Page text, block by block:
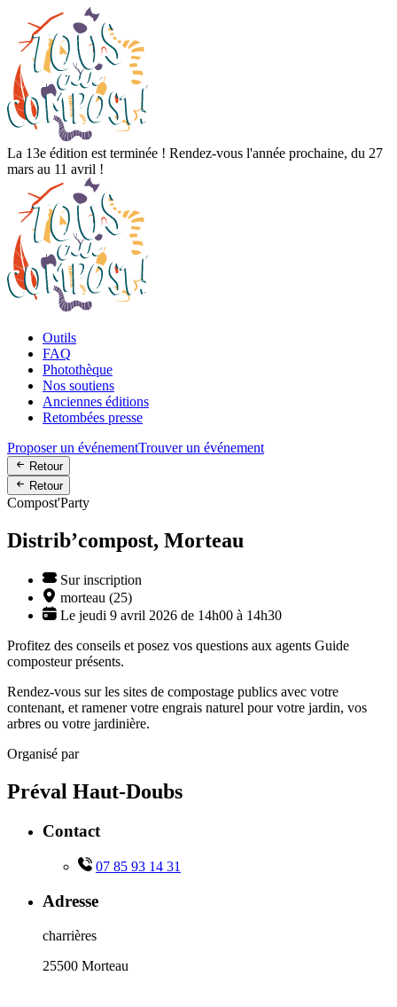
La 13e édition est terminée ! Rendez-vous l'année prochaine, du 27
mars au 11 avril !
Outils
FAQ
Photothèque
Nos soutiens
Anciennes éditions
Retombées presse
Proposer un événementTrouver un événement
Retour
Retour
Compost'Party
Distrib’compost, Morteau
Sur inscription
morteau (25)
Le jeudi 9 avril 2026 de 14h00 à 14h30
Profitez des conseils et posez vos questions aux agents Guide
composteur présents.
Rendez-vous sur les sites de compostage publics avec votre
contenant, et ramener votre engrais naturel pour votre jardin, vos
arbres ou votre jardinière.
Organisé par
Préval Haut-Doubs
Contact
07 85 93 14 31
Adresse
charrières
25500 Morteau